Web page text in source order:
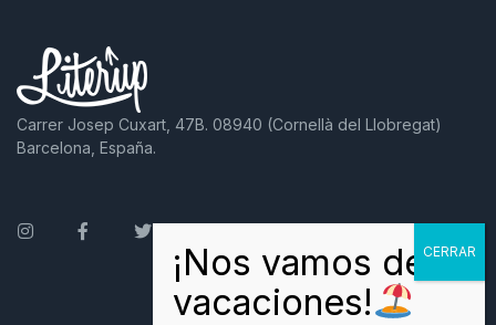
Carrer Josep Cuxart, 47B. 08940 (Cornellà del Llobregat)
Barcelona, España.
InstagramFacebookTwitter